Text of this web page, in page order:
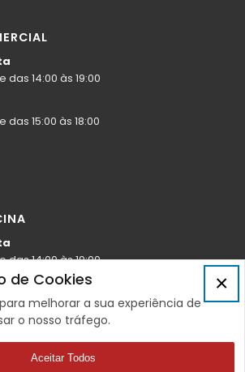
das 14:00 às 19:00
das 15:00 às 18:00
das 14:00 às 19:00
×
de Cookies
melhorar a sua experiência de
o nosso tráfego.
Aceitar Todos